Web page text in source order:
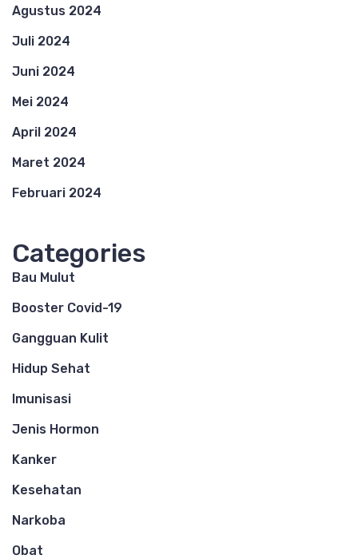
Agustus 2024
Juli 2024
Juni 2024
Mei 2024
April 2024
Maret 2024
Februari 2024
Categories
Bau Mulut
Booster Covid-19
Gangguan Kulit
Hidup Sehat
Imunisasi
Jenis Hormon
Kanker
Kesehatan
Narkoba
Obat